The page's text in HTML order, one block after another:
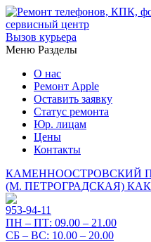
Вызов курьера
Меню Разделы
О нас
Ремонт Apple
Оставить заявку
Статус ремонта
Юр. лицам
Цены
Контакты
КАМЕННООСТРОВСКИЙ
(М. ПЕТРОГРАДСКАЯ) КАК
953-94-11
ПН – ПТ: 09.00 – 21.00
СБ – ВС: 10.00 – 20.00